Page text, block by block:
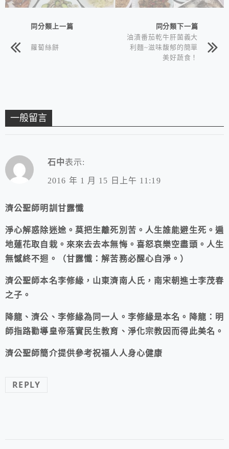
同分類上一篇
蘿蔔絲餅
同分類下一篇
油漬番茄乾牛肝菌義大
利麵~滋味馥郁的簡單
美好蔬食！
一般留言
石中表示:
2016 年 1 月 15 日上午 11:19
濟公聖師明訓甘露懺
淨心解惑除迷途。莫把生離死別苦。人生誰能避生死。遍
地蓮花取自栽。來來去去本無悔。喜怒哀樂空盡頭。人生
無憾終不迴。（甘露懺：解苦務必醒心自淨。）
濟公聖師本名李修緣，山東濟南人氏，南宋朝進士李茂春
之子。
降龍、濟公、李修緣為同一人。李修緣是本名。降龍：明
師指路勸導皇帝落實民生教育、淨化宗教因而得此美名。
濟公聖師簡介提供參考祝福人人身心健康
REPLY